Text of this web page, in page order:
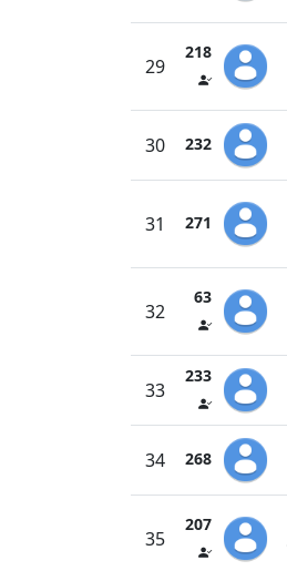
29
218
30 232
31 271
32
63
33
233
34 268
35
207